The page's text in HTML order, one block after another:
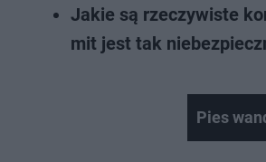
Jakie są rzeczywiste
mit jest tak
Pies